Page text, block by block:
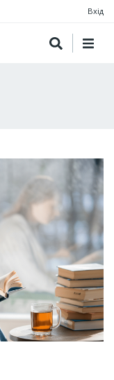
Вхід